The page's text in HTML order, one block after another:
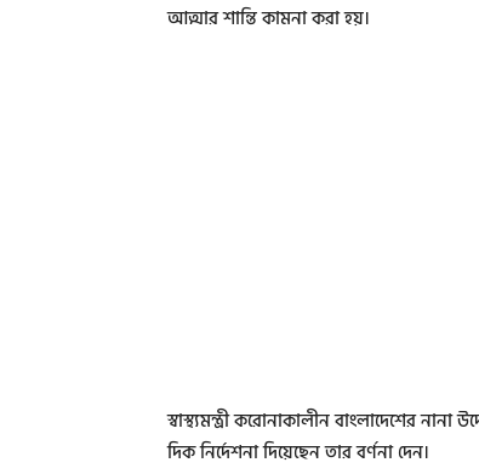
আত্মার শান্তি কামনা করা হয়।
স্বাস্থ্যমন্ত্রী করোনাকালীন বাংলাদেশের
দিক নির্দেশনা দিয়েছেন তার বর্ণনা দেন।